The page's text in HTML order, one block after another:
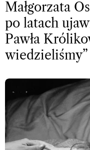
Małgorzata
po latach
Pawła
wiedzieliśmy”